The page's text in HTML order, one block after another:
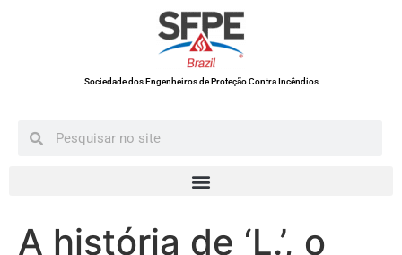
Sociedade dos Engenheiros de Proteção Contra Incêndios
A história de ‘L.’, o